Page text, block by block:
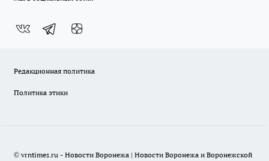
Редакционная политика
Политика этики
© vrntimes.ru - Новости Воронежа | Новости Воронежа и Воронежской